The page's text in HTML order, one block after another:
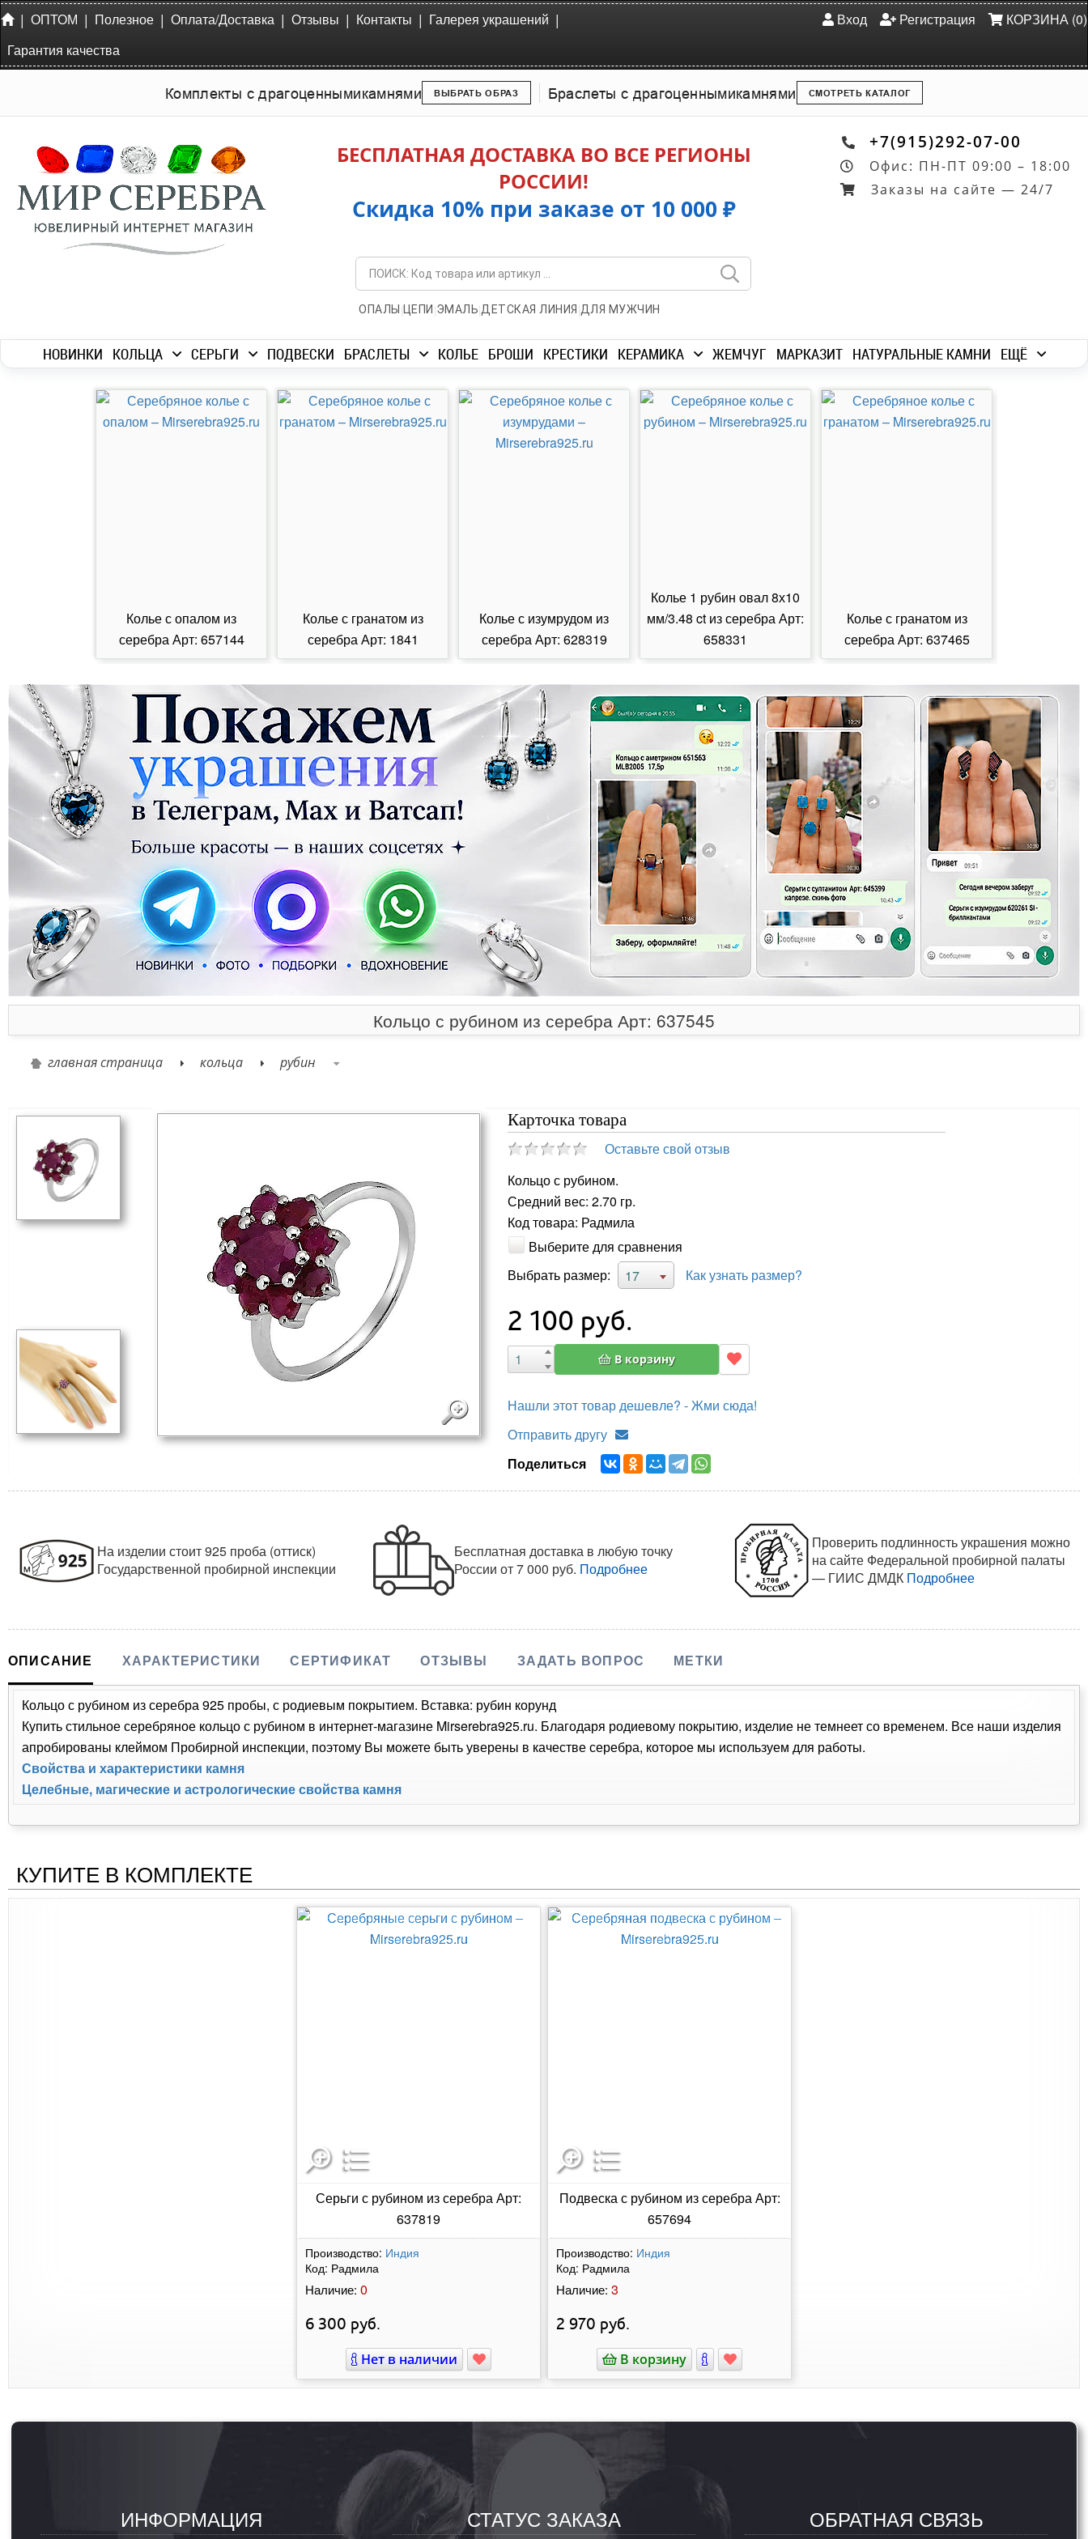
| ОПТОМ | Полезное | Оплата/Доставка | Отзывы | Контакты | Галерея украшений |
Гарантия качества
Вход Регистрация КОРЗИНА (0)
Комплекты с драгоценнымикамнями ВЫБРАТЬ ОБРАЗ Браслеты с драгоценнымикамнями СМОТРЕТЬ КАТАЛОГ
БЕСПЛАТНАЯ ДОСТАВКА ВО ВСЕ РЕГИОНЫ
РОССИИ!
Скидка 10% при заказе от 10 000 ₽
ОПАЛЫ | ЦЕПИ |ЭМАЛЬ|ДЕТСКАЯ ЛИНИЯ |ДЛЯ МУЖЧИН
+7(915)292-07-00
Офис: ПН-ПТ 09:00 – 18:00
Заказы на сайте — 24/7
НОВИНКИ КОЛЬЦА СЕРЬГИ ПОДВЕСКИ БРАСЛЕТЫ КОЛЬЕ БРОШИ КРЕСТИКИ КЕРАМИКА ЖЕМЧУГ МАРКАЗИТ НАТУРАЛЬНЫЕ КАМНИ ЕЩЁ
Колье с опалом из
серебра Арт: 657144
Колье с гранатом из
серебра Арт: 1841
Колье с изумрудом из
серебра Арт: 628319
Колье 1 рубин овал 8х10
мм/3.48 ct из серебра Арт:
658331
Колье с гранатом из
серебра Арт: 637465
Кольцо с рубином из серебра Арт: 637545
главная страница кольца рубин
Карточка товара
Оставьте свой отзыв
Кольцо с рубином.
Средний вес: 2.70 гр.
Код товара: Радмила
Выберите для сравнения
Выбрать размер:
17 Как узнать размер?
2 100 руб.
В корзину
Нашли этот товар дешевле? - Жми сюда!
Отправить другу
Поделиться
На изделии стоит 925 проба (оттиск)
Государственной пробирной инспекции
Бесплатная доставка в любую точку
Россииот 7 000 руб. Подробнее
Проверить подлинность украшения можно
на сайте Федеральной пробирной палаты
— ГИИС ДМДК Подробнее
ОПИСАНИЕ ХАРАКТЕРИСТИКИ СЕРТИФИКАТ ОТЗЫВЫ ЗАДАТЬ ВОПРОС МЕТКИ
Кольцо с рубином из серебра 925 пробы, с родиевым покрытием. Вставка: рубин корунд
Купить стильное серебряное кольцо с рубином в интернет-магазине Mirserebra925.ru. Благодаря родиевому покрытию, изделие не темнеет со временем. Все наши изделия
апробированы клеймом Пробирной инспекции, поэтому Вы можете быть уверены в качестве серебра, которое мы используем для работы.
Свойства и характеристики камня
Целебные, магические и астрологические свойства камня
КУПИТЕ В КОМПЛЕКТЕ
Серьги с рубином из серебра Арт:
637819
Производство: Индия
Код: Радмила
Наличие: 0
6 300 руб.
Нет в наличии
Подвеска с рубином из серебра Арт:
657694
Производство: Индия
Код: Радмила
Наличие: 3
2 970 руб.
В корзину
ИНФОРМАЦИЯ СТАТУС ЗАКАЗА ОБРАТНАЯ СВЯЗЬ